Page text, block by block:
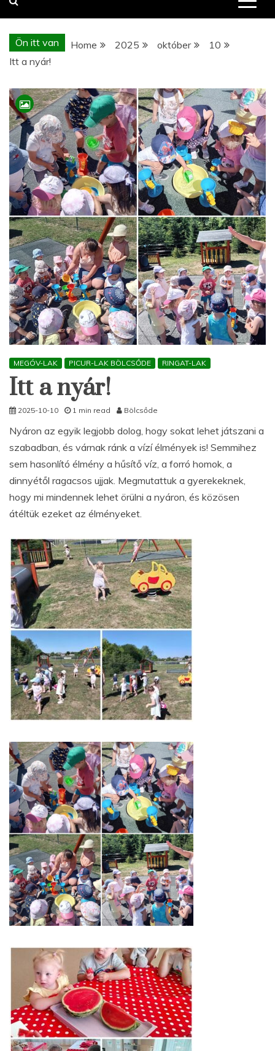
Ön itt van Home 2025 október
10
Itt a nyár!
MEGÓV-LAK PICUR-LAK BÖLCSŐDE RINGAT-LAK
Itt a nyár!
2025-10-10 1 min read Bölcsőde
Nyáron az egyik legjobb dolog, hogy sokat lehet játszani a
szabadban, és várnak ránk a vízí élmények is! Semmihez
sem hasonlító élmény a hűsítő víz, a forró homok, a
dinnyétől ragacsos ujjak. Megmutattuk a gyerekeknek,
hogy mi mindennek lehet örülni a nyáron, és közösen
átéltük ezeket az élményeket.